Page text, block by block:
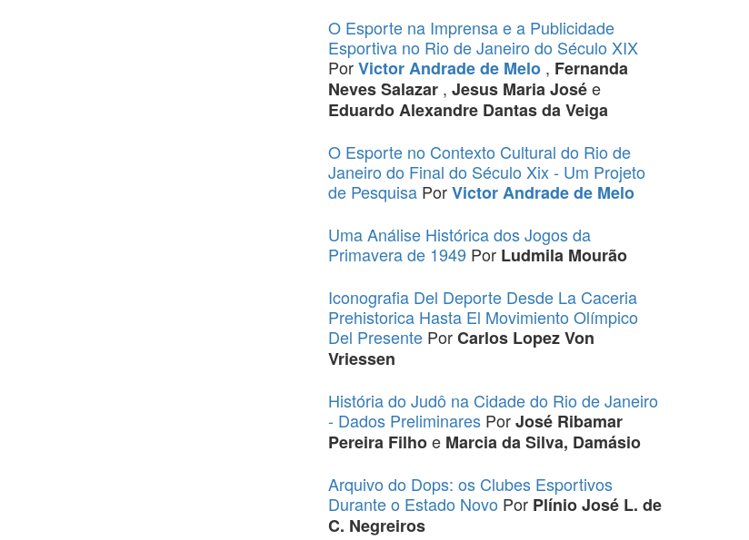
O Esporte na Imprensa e a Publicidade
Esportiva no Rio de Janeiro do Século XIX
PorVictor Andrade de Melo , Fernanda
Neves Salazar, Jesus Maria Josée
Eduardo Alexandre Dantas da Veiga
O Esporte no Contexto Cultural do Rio de
Janeiro do Final do Século Xix - Um Projeto
de Pesquisa PorVictor Andrade de Melo
Uma Análise Histórica dos Jogos da
Primavera de 1949 Por Ludmila Mourão
Iconografia Del Deporte Desde La Caceria
Prehistorica Hasta El Movimiento Olímpico
Del Presente PorCarlos Lopez Von
Vriessen
História do Judô na Cidade do Rio de Janeiro
- Dados Preliminares PorJosé Ribamar
Pereira Filhoe Marcia da Silva, Damásio
Arquivo do Dops: os Clubes Esportivos
Durante o Estado Novo Por Plínio José L. de
C. Negreiros